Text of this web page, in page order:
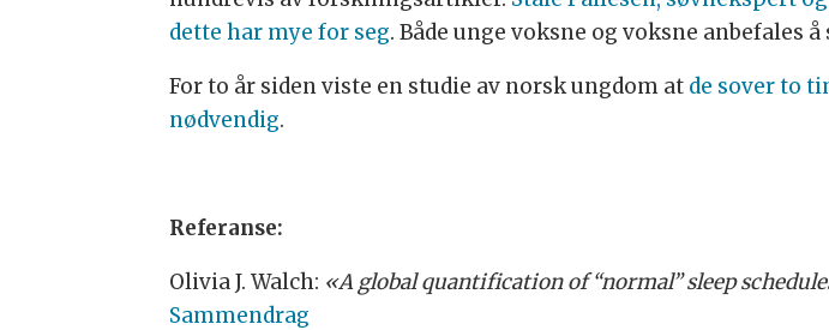
dette har mye for seg. Både unge voksne og voksne anbefales
For to år siden viste en studie av norsk ungdom at de sover to
nødvendig.
Referanse:
Olivia J. Walch: «A global quantification of “normal” sleep
Sammendrag